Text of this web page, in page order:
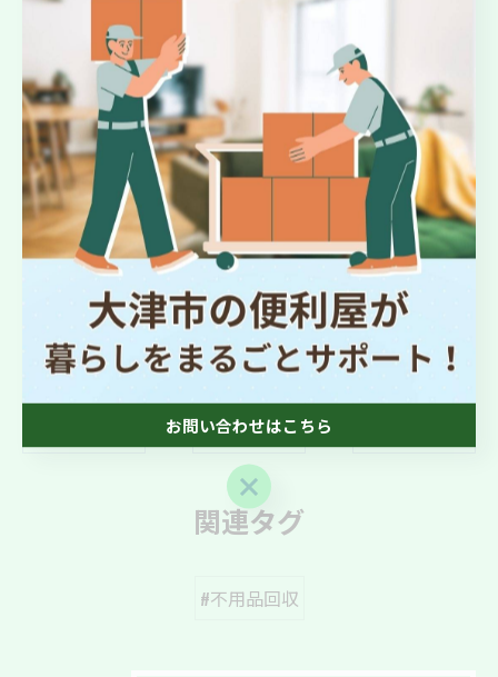
#すべての始まり
#電話でつながる
#再利用
#片付けのプロ
#空間整備
#お客様第一主義
大津市より不用品回収のお手伝い
不用品回収
一覧に戻る
関連タグ
#不用品回収
お問い合わせはこちら
お問い合わせはこちら